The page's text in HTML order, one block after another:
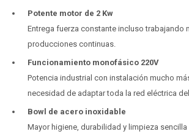
Potente motor de 2 Kw
Entrega fuerza constante incluso trabajando
producciones continuas.
Funcionamiento monofásico 220V
Potencia industrial con instalación mucho
necesidad de adaptar toda la red eléctrica
Bowl de acero inoxidable
Mayor higiene, durabilidad y limpieza sencilla